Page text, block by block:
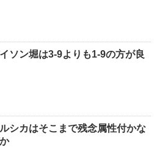
イソン堀は3-9よりも1-9の方が良
ルシカはそこまで残念属性付かな